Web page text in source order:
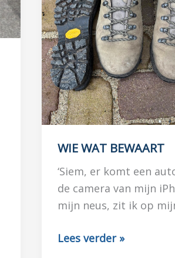
WIE WAT BEWAART
‘Siem, er komt een
de camera van mijn
mijn neus, zit ik op
WIE
Lees verder »